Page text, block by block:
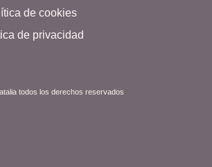
de cookies
de privacidad
todos los derechos reservados